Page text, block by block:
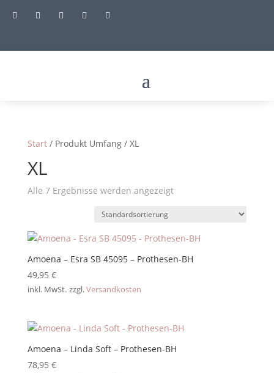
    
Start/ Produkt Umfang / XL
XL
Alle 7 Ergebnisse werden angezeigt
Amoena – Esra SB 45095 – Prothesen-BH
49,95 €
inkl. MwSt. zzgl.Versandkosten
Amoena – Linda Soft – Prothesen-BH
78,95 €